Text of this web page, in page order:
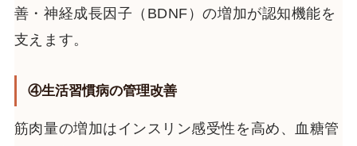
善・神経成長因子（BDNF）の増加が認知機能を
支えます。
④生活習慣病の管理改善
筋肉量の増加はインスリン感受性を高め、血糖管